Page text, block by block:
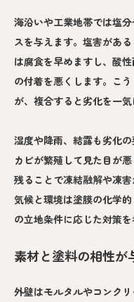
海沿いや工業地帯では塩
スを与えます。塩害があ
は腐食を早めますし、酸
の付着を悪くします。こ
が、複合すると劣化を一気
湿度や降雨、結露も劣化
カビが繁殖して見た目が
残ることで凍結融解や凍
気候と環境は塗膜の化学
の立地条件に応じた対策
素材と塗料の相性が
外壁はモルタルやコンク